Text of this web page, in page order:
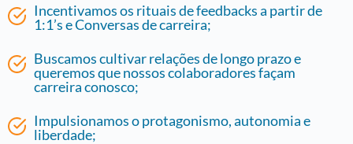
Incentivamos os rituais de feedbacks a partir de
1:1’s e Conversas de carreira;
Buscamos cultivar relações de longo prazo e
queremos que nossos colaboradores façam
carreira conosco;
Impulsionamos o protagonismo, autonomia e
liberdade;